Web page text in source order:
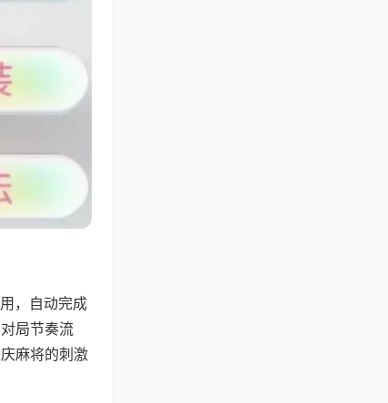
，自动完成
局节奏流
麻将的刺激